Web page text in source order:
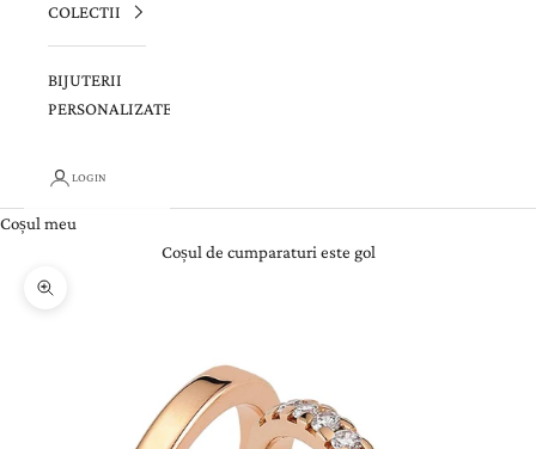
COLECTII
BIJUTERII
PERSONALIZATE
LOGIN
Coșul meu
Coșul de cumparaturi este gol
Zoom